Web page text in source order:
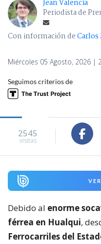
Jean Valencia
Periodista de
Con información deCarlos
Miércoles 05 Agosto, 2026 |
Seguimos criterios de
2545
visitas
Debido al enorme
férrea en Hualqui,
Ferrocarriles del